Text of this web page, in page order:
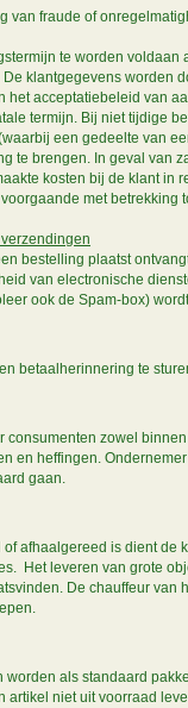
van fraude of
te worden
klantgegevens worden
het acceptatiebeleid van
termijn. Bij niet tijdige
een gedeelte van
te brengen. In geval van
kosten bij de klant
met
bestelling plaatst
van electronische
ook de Spam-box)
betaalherinnering te
zowel
en heffingen.
gaan.
afhaalgereed is dient de
Het leveren van grote
De chauffeur
worden als standaard
artikel niet uit voorraad